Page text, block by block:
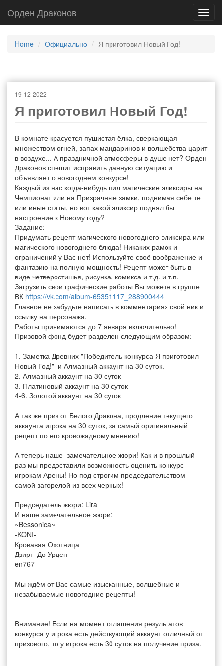
Орден Драконов
Home Официально Я приготовил Новый Год!
19-12-2022
Я приготовил Новый Год!
В комнате красуется пушистая ёлка, сверкающая
множеством огней, запах мандаринов и волшебства царит
в воздухе... А праздничной атмосферы в душе нет? Орден
Драконов спешит исправить данную ситуацию и
объявляет о новогоднем конкурсе!
Каждый из нас когда-нибудь пил магические эликсиры на
Чемпионат или на Призрачные замки, поднимая себе те
или иные статы, но вот какой эликсир поднял бы
настроение к Новому году?
Задание:
Придумать рецепт магического новогоднего эликсира или
магического новогоднего блюда! Никаких рамок и
ограничений у Вас нет! Используйте своё воображение и
фантазию на полную мощность! Рецепт может быть в
виде четверостишья, рисунка, комикса и т.д. и т.п.
Загрузить свои графические работы Вы можете в группе
ВК https://vk.com/album-65351117_288900444
Главное не забудьте написать в комментариях свой ник и
ссылку на персонажа.
Работы принимаются до 7 января включительно!
Призовой фонд будет разделен следующим образом:
1. Заметка Древних "Победитель конкурса Я приготовил
Новый Год!" и Алмазный аккаунт на 30 суток.
2. Алмазный аккаунт на 30 суток
3. Платиновый аккаунт на 30 суток
4-6. Золотой аккаунт на 30 суток
А так же приз от Белого Дракона, продление текущего
аккаунта игрока на 30 суток, за самый оригинальный
рецепт по его кровожадному мнению!
А теперь наше замечательное жюри! Как и в прошлый
раз мы предоставили возможность оценить конкурс
игрокам Арены! Но под строгим председательством
самой загорелой из всех черных!
Председатель жюри: Lira
И наше замечательное жюри:
~Bessonica~
-KONI-
Кровавая Охотница
Дзирт_До Урден
en767
Мы ждём от Вас самые изысканные, волшебные и
незабываемые новогодние рецепты!
Внимание! Если на момент оглашения результатов
конкурса у игрока есть действующий аккаунт отличный от
призового, то у игрока есть 30 суток на получение приза.